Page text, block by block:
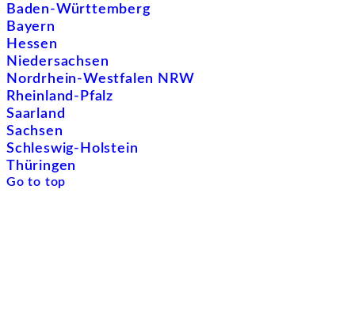
Baden-Württemberg
Bayern
Hessen
Niedersachsen
Nordrhein-Westfalen NRW
Rheinland-Pfalz
Saarland
Sachsen
Schleswig-Holstein
Thüringen
Go to top